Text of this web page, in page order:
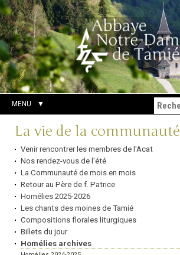
Aller
au
contenu.
|
Aller
à
la
navigation
Outils
personnels
Chercher par
Recherche
avancée…
MENU
Navigation
La vie de la communauté
Venir rencontrer les membres de l'Acat
Nos rendez-vous de l'été
La Communauté de mois en mois
Retour au Père de f. Patrice
Homélies 2025-2026
Les chants des moines de Tamié
Compositions florales liturgiques
Billets du jour
Homélies archives